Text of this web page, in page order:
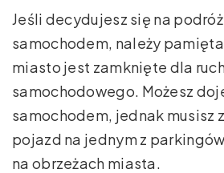
Jeśli decydujesz się na
samochodem, należy
miasto jest zamknięte dla
samochodowego. Możesz
samochodem, jednak musisz
pojazd na jednym z
na obrzeżach miasta.